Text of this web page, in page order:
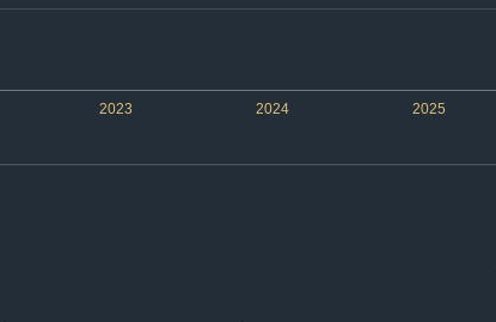
2023 2024 2025